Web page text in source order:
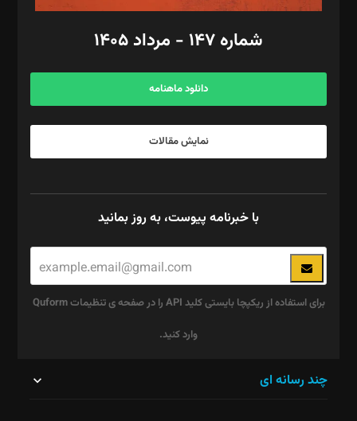
آگهی و مشترکین: ۰۹۱۹۹۹۹۰۴۵۴
شماره ۱۴۷ - مرداد ۱۴۰۵
دانلود ماهنامه
نمایش مقالات
با خبرنامه پیوست، به روز بمانید
برای استفاده از ریکپچا بایستی کلید API را در صفحه ی تنظیمات Quform
وارد کنید.
چند رسانه ای